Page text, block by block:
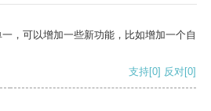
，可以增加一些新功能，比如增加一个自
支持[0] 反对[0]